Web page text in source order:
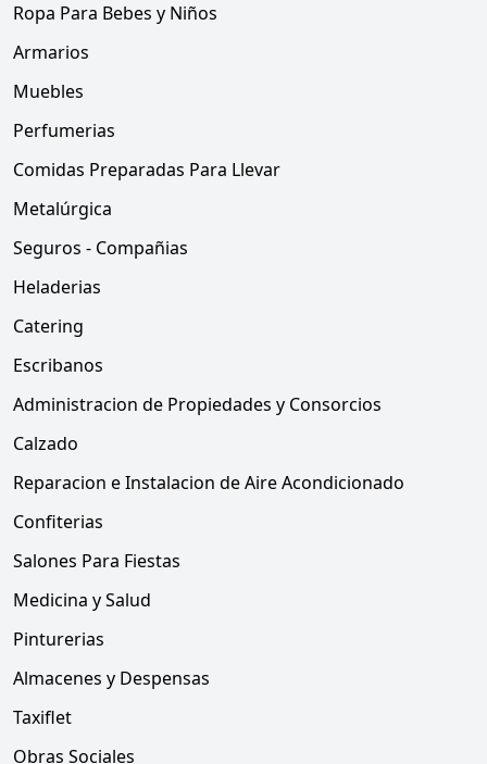
Ropa Para Bebes y Niños
Armarios
Muebles
Perfumerias
Comidas Preparadas Para Llevar
Metalúrgica
Seguros - Compañias
Heladerias
Catering
Escribanos
Administracion de Propiedades y Consorcios
Calzado
Reparacion e Instalacion de Aire Acondicionado
Confiterias
Salones Para Fiestas
Medicina y Salud
Pinturerias
Almacenes y Despensas
Taxiflet
Obras Sociales